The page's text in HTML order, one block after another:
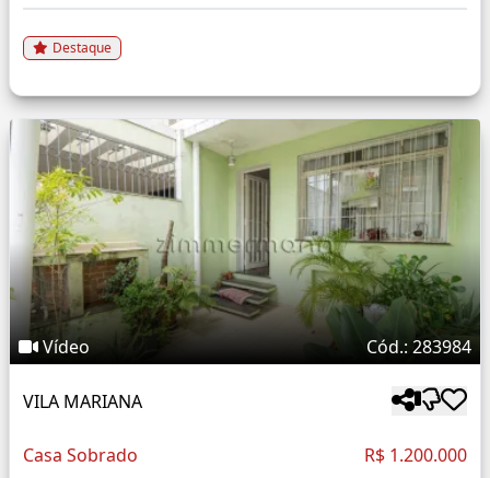
Destaque
Vídeo Cód.: 283984
VILA MARIANA
Casa Sobrado R$ 1.200.000